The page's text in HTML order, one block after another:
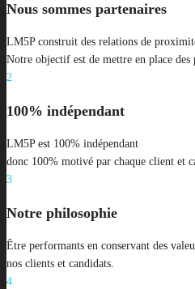
Nous sommes partenaires
LM5P construit des relations de
Notre objectif est de mettre en place des
2
100% indépendant
LM5P est 100% indépendant
donc 100% motivé par chaque client et
3
Notre philosophie
Être performants en conservant des
nos clients et candidats.
4